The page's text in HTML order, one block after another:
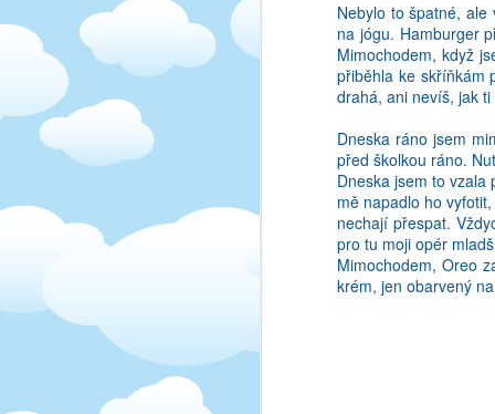
Nebylo to špatné,
na jógu. Hamburger
Mimochodem, když
přiběhla ke skříňkám
drahá, ani nevíš, jak
Dneska ráno jsem
před školkou ráno.
Dneska jsem to vzala
mě napadlo ho
nechají přespat.
pro tu moji opér
Mimochodem, Oreo
krém, jen obarvený